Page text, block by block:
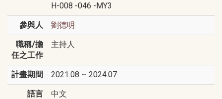
H-008 -046 -MY3
參與人 劉德明
職稱/擔
任之工作
主持人
計畫期間 2021.08 ~ 2024.07
語言 中文